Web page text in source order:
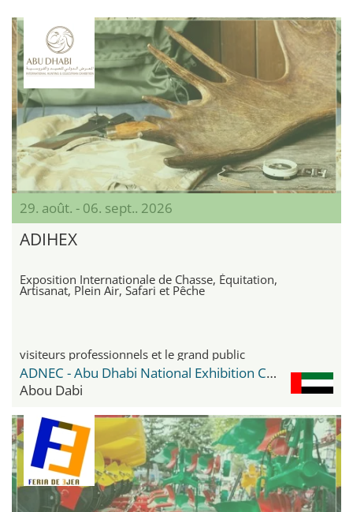
29. août. - 06. sept.. 2026
ADIHEX
Exposition Internationale de Chasse, Équitation,
Artisanat, Plein Air, Safari et Pêche
visiteurs professionnels et le grand public
ADNEC - Abu Dhabi National Exhibition Center
Abou Dabi